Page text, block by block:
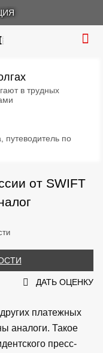
в трудных
путеводитель по
от SWIFT
ДАТЬ ОЦЕНКУ
платежных
аналоги. Такое
пресс-